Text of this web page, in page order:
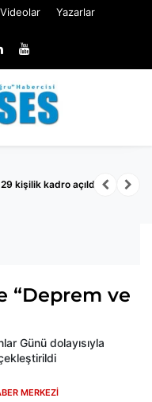
Videolar Yazarlar
kişilik kadro açıldı
“Deprem ve
Günü dolayısıyla
MERKEZİ